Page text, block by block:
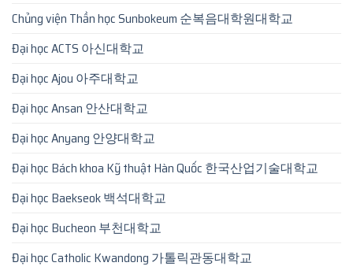
Chủng viện Thần học Sunbokeum 순복음대학원대학교
Đại học ACTS 아신대학교
Đại học Ajou 아주대학교
Đại học Ansan 안산대학교
Đại học Anyang 안양대학교
Đại học Bách khoa Kỹ thuật Hàn Quốc 한국산업기술대학교
Đại học Baekseok 백석대학교
Đại học Bucheon 부천대학교
Đại học Catholic Kwandong 가톨릭관동대학교